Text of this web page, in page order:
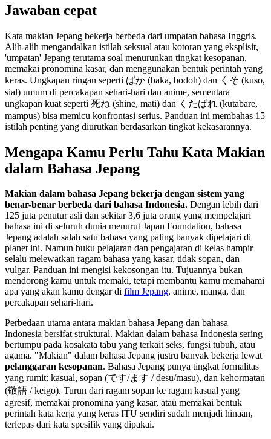
Jawaban cepat
Kata makian Jepang bekerja berbeda dari umpatan bahasa Inggris.
Alih-alih mengandalkan istilah seksual atau kotoran yang eksplisit,
'umpatan' Jepang terutama soal menurunkan tingkat kesopanan,
memakai pronomina kasar, dan menggunakan bentuk perintah yang
keras. Ungkapan ringan seperti ばか (baka, bodoh) dan くそ (kuso,
sial) umum di percakapan sehari-hari dan anime, sementara
ungkapan kuat seperti 死ね (shine, mati) dan くたばれ (kutabare,
mampus) bisa memicu konfrontasi serius. Panduan ini membahas 15
istilah penting yang diurutkan berdasarkan tingkat kekasarannya.
Mengapa Kamu Perlu Tahu Kata Makian
dalam Bahasa Jepang
Makian dalam bahasa Jepang bekerja dengan sistem yang
benar-benar berbeda dari bahasa Indonesia. Dengan lebih dari
125 juta penutur asli dan sekitar 3,6 juta orang yang mempelajari
bahasa ini di seluruh dunia menurut Japan Foundation, bahasa
Jepang adalah salah satu bahasa yang paling banyak dipelajari di
planet ini. Namun buku pelajaran dan pengajaran di kelas hampir
selalu melewatkan ragam bahasa yang kasar, tidak sopan, dan
vulgar. Panduan ini mengisi kekosongan itu. Tujuannya bukan
mendorong kamu untuk memaki, tetapi membantu kamu memahami
apa yang akan kamu dengar di film Jepang, anime, manga, dan
percakapan sehari-hari.
Perbedaan utama antara makian bahasa Jepang dan bahasa
Indonesia bersifat struktural. Makian dalam bahasa Indonesia sering
bertumpu pada kosakata tabu yang terkait seks, fungsi tubuh, atau
agama. "Makian" dalam bahasa Jepang justru banyak bekerja lewat
pelanggaran kesopanan. Bahasa Jepang punya tingkat formalitas
yang rumit: kasual, sopan (です/ます / desu/masu), dan kehormatan
(敬語 / keigo). Turun dari ragam sopan ke ragam kasual yang
agresif, memakai pronomina yang kasar, atau memakai bentuk
perintah kata kerja yang keras ITU sendiri sudah menjadi hinaan,
terlepas dari kata spesifik yang dipakai.